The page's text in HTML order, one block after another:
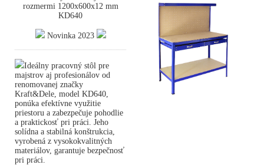
rozmermi 1200x600x12 mm
KD640
Novinka 2023
Ideálny pracovný stôl pre
majstrov aj profesionálov od
renomovanej značky
Kraft&Dele, model KD640,
ponúka efektívne využitie
priestoru a zabezpečuje pohodlie
a praktickosť pri práci. Jeho
solídna a stabilná konštrukcia,
vyrobená z vysokokvalitných
materiálov, garantuje bezpečnosť
pri práci.